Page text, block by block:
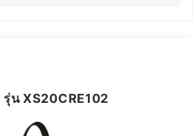
น XS20CRE102